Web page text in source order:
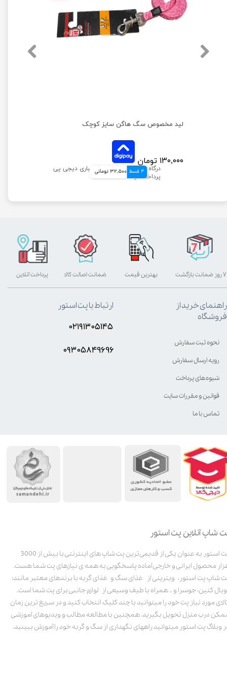
لید مخصوص سگ هاگن سایز کوچک
۱۳۰,۰۰۰ تومان
4 قسط 32,500 تومانی
شاپ آنلاین پت استور
پت استور به عنوان یکی از قدیمی‌ترین پت شاپ های اینترنتی با بیش از 3000
محصول ایرانی و خارجی آماده پاسخگویی به همه ی نیازهای پت شما هست.
شاپ پت استور، ویترینی از غذای سگ و غذای گربه با برندهای معتبر مانند:
کنین، جوسرا و .. همراه با طیف وسیعی از لوازم جانبی برای پت شما است.
مورد نیاز پت خود را میتوانید با چند کلیک انتخاب کنید و در سریع ترین زمان
درب منزل تحویل بگیرید. همچنین با مطالعه مطالب و ویدیوهای آموزشی
وبلاگ پت استور میتوانید راههای نگهداری از سگ و گربه خود را آموزش ببینید.
بهترین قیمت پرداخت آنلاین ۷ روز ضمانت بازگشت ضمانت اصالت کالا
راهنمای خرید از
فروشگاه
نحوه ثبت سفارش
رویه ارسال سفارش
شیوه‌های پرداخت
قوانین و مقررات سایت
تماس با ما
ارتباط با پت استور
۰۲۱۹۱۳۰۵۱۴۵
۰۹۳۰۵8۴9696